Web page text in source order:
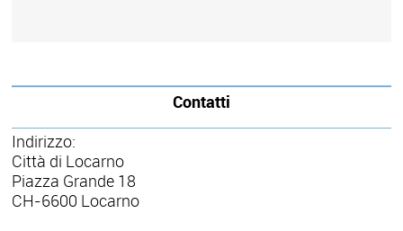
Contatti
Indirizzo:
Città di Locarno
Piazza Grande 18
CH-6600 Locarno